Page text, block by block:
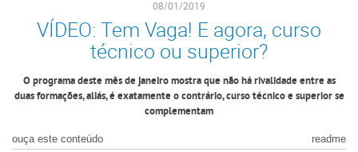
08/01/2019
VÍDEO: Tem Vaga! E agora, curso
técnico ou superior?
O programa deste mês de janeiro mostra que não há rivalidade entre as
duas formações, aliás, é exatamente o contrário, curso técnico e superior se
complementam
ouça este conteúdo readme